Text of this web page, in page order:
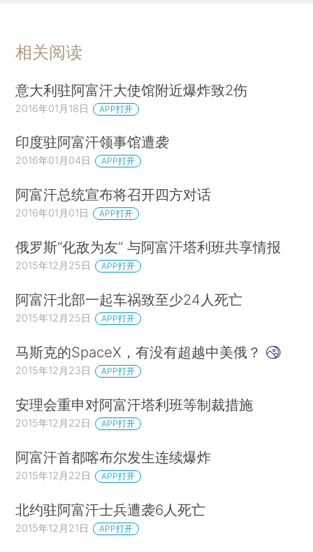
相关阅读
意大利驻阿富汗大使馆附近爆炸致2伤
2016年01月18日 APP打开
印度驻阿富汗领事馆遭袭
2016年01月04日 APP打开
阿富汗总统宣布将召开四方对话
2016年01月01日 APP打开
俄罗斯“化敌为友” 与阿富汗塔利班共享情报
2015年12月25日 APP打开
阿富汗北部一起车祸致至少24人死亡
2015年12月25日 APP打开
马斯克的SpaceX，有没有超越中美俄？
2015年12月23日 APP打开
安理会重申对阿富汗塔利班等制裁措施
2015年12月22日 APP打开
阿富汗首都喀布尔发生连续爆炸
2015年12月22日 APP打开
北约驻阿富汗士兵遭袭6人死亡
2015年12月21日 APP打开